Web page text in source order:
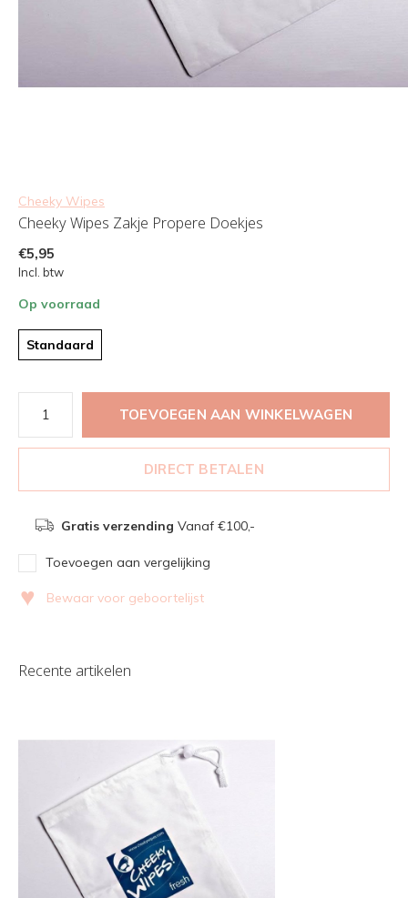
Cheeky Wipes
Cheeky Wipes Zakje Propere Doekjes
€5,95
Incl. btw
Op voorraad
Standaard
TOEVOEGEN AAN WINKELWAGEN
DIRECT BETALEN
Gratis verzending Vanaf €100,-
Toevoegen aan vergelijking
♥ Bewaar voor geboortelijst
Recente artikelen